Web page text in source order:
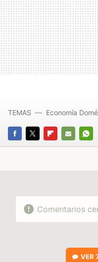
FACEBOOK
TWITTERFLIPBOARD
E-
TEMAS Economía
Comentarios
VER